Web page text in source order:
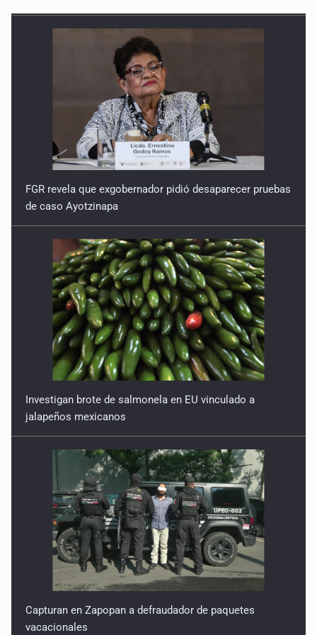
FGR revela que exgobernador pidió desaparecer pruebas
de caso Ayotzinapa
Investigan brote de salmonela en EU vinculado a
jalapeños mexicanos
Capturan en Zapopan a defraudador de paquetes
vacacionales